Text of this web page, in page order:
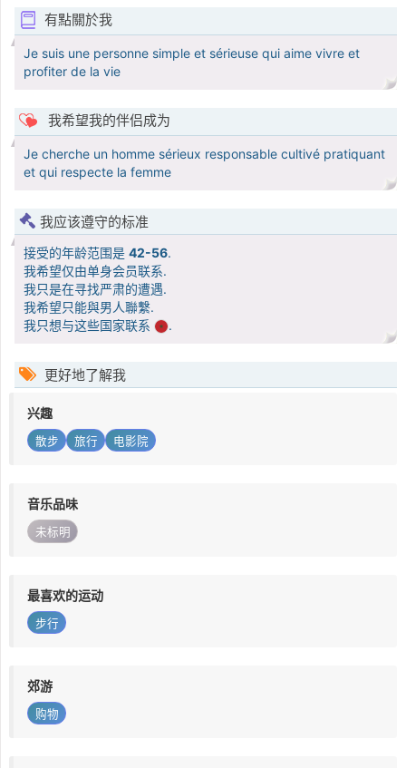
有點關於我
Je suis une personne simple et sérieuse qui aime vivre et
profiter de la vie
我希望我的伴侣成为
Je cherche un homme sérieux responsable cultivé pratiquant
et qui respecte la femme
我应该遵守的标准
接受的年龄范围是 42-56.
我希望仅由单身会员联系.
我只是在寻找严肃的遭遇.
我希望只能與男人聯繫.
我只想与这些国家联系
.
更好地了解我
兴趣
散步 旅行 电影院
音乐品味
未标明
最喜欢的运动
步行
郊游
购物